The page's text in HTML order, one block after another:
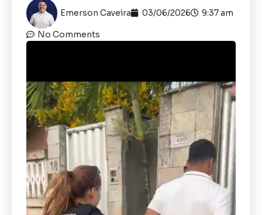
Emerson Caveira 03/06/2026 9:37 am
No Comments